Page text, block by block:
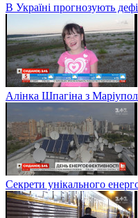
В Україні прогнозують
Алінка Шпагіна з
Секрети унікального